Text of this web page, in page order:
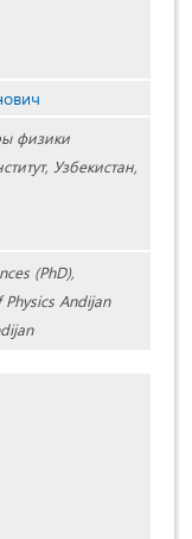
физики
Узбекистан,
(PhD),
Andijan